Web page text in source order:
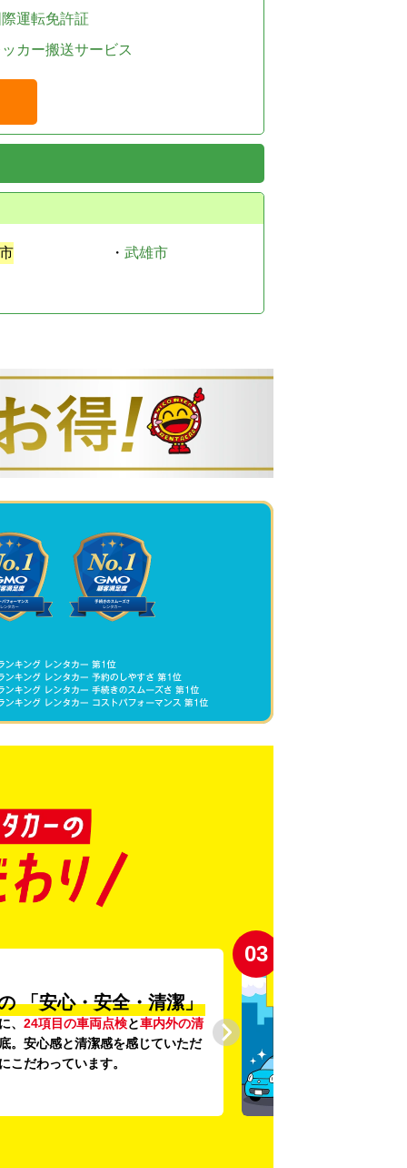
運転免許証
カー搬送サービス
・ 武雄市
「安心・安全・清潔」
、 24項目の車両点検と車内外の清
。安心感と清潔感を感じていただ
こだわっています。
03